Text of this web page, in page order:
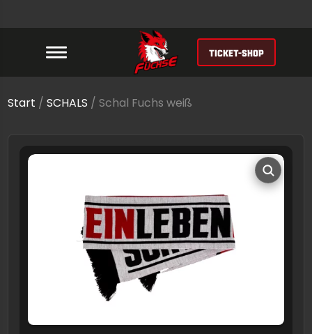
TICKET-SHOP
Start /SCHALS / Schal Fuchs weiß